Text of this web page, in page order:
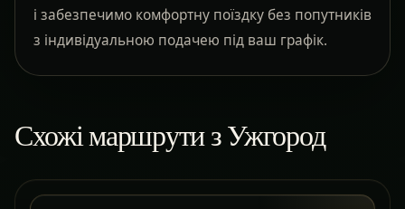
і забезпечимо комфортну поїздку без попутників
з індивідуальною подачею під ваш графік.
Схожі маршрути з Ужгород